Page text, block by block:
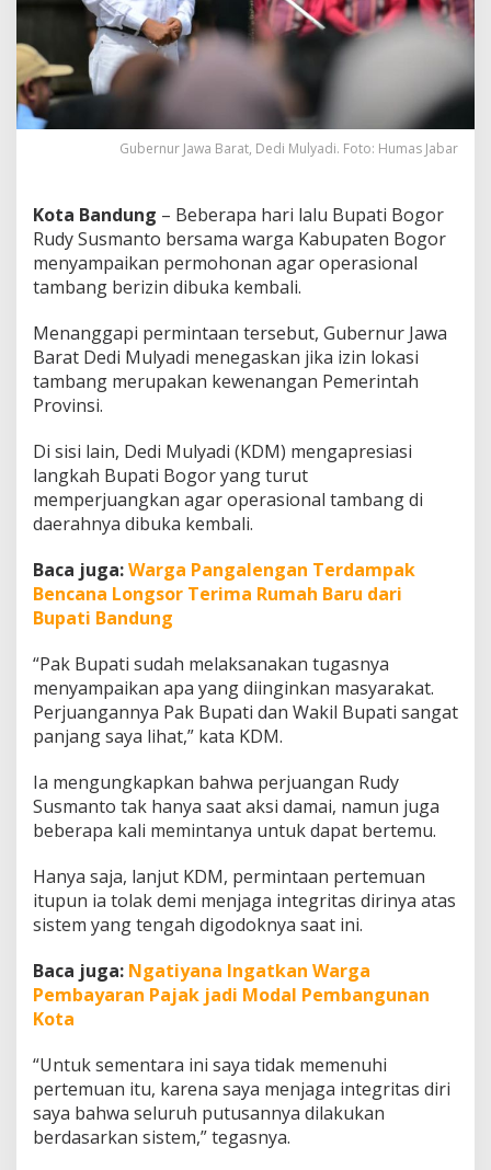
n
g
o
r
b
u
k
a
K
m
b
a
l
D
M
S
e
u
S
a
g
B
a
g
n
S
s
m
Gubernur Jawa Barat, Dedi Mulyadi. Foto: Humas Jabar
Kota Bandung – Beberapa hari lalu Bupati Bogor
Rudy Susmanto bersama warga Kabupaten Bogor
menyampaikan permohonan agar operasional
tambang berizin dibuka kembali.
Menanggapi permintaan tersebut, Gubernur Jawa
Barat Dedi Mulyadi menegaskan jika izin lokasi
tambang merupakan kewenangan Pemerintah
Provinsi.
Di sisi lain, Dedi Mulyadi (KDM) mengapresiasi
langkah Bupati Bogor yang turut
memperjuangkan agar operasional tambang di
daerahnya dibuka kembali.
Baca juga:Warga Pangalengan Terdampak
Bencana Longsor Terima Rumah Baru dari
Bupati Bandung
“Pak Bupati sudah melaksanakan tugasnya
menyampaikan apa yang diinginkan masyarakat.
Perjuangannya Pak Bupati dan Wakil Bupati sangat
panjang saya lihat,” kata KDM.
Ia mengungkapkan bahwa perjuangan Rudy
Susmanto tak hanya saat aksi damai, namun juga
beberapa kali memintanya untuk dapat bertemu.
Hanya saja, lanjut KDM, permintaan pertemuan
itupun ia tolak demi menjaga integritas dirinya atas
sistem yang tengah digodoknya saat ini.
Baca juga: Ngatiyana Ingatkan Warga
Pembayaran Pajak jadi Modal Pembangunan
Kota
“Untuk sementara ini saya tidak memenuhi
pertemuan itu, karena saya menjaga integritas diri
saya bahwa seluruh putusannya dilakukan
berdasarkan sistem,” tegasnya.